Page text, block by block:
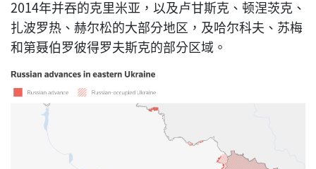
2014年并吞的克里米亚，以及卢甘斯克、顿涅茨克、
扎波罗热、赫尔松的大部分地区，及哈尔科夫、苏梅
和第聂伯罗彼得罗夫斯克的部分区域。